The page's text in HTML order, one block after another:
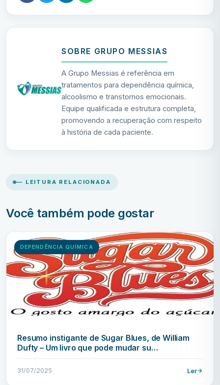
SOBRE GRUPO MESSIAS
A Grupo Messias é referência em
tratamentos para dependência química,
alcoolismo e transtornos emocionais.
Equipe qualificada e estrutura completa,
promovendo a recuperação com respeito
à história de cada paciente.
— LEITURA RELACIONADA
Você também pode gostar
DEPENDÊNCIA QUÍMICA
Resumo instigante de Sugar Blues, de William
Dufty – Um livro que pode mudar su…
31/07/2025 Ler